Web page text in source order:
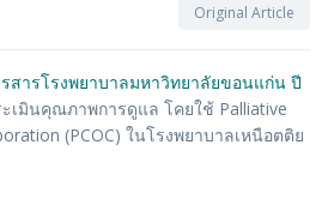
Original Article
สารโรงพยาบาลมหาวิทยาลัยขอนแก่น ปี
เมินคุณภาพการดูแล โคยใช้ Palliative
(PCOC) ในโรงพยาบาลเหนือตติย